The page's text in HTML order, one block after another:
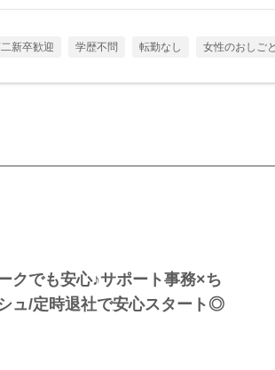
新卒歓迎 学歴不問 転勤なし 女性のおしご
クでも安心♪サポート事務×ち
ュ/定時退社で安心スタート◎